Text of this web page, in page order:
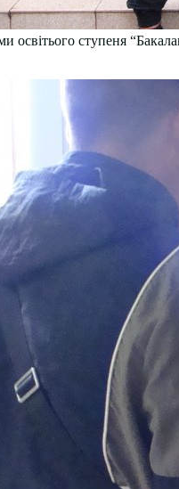
освітього ступеня